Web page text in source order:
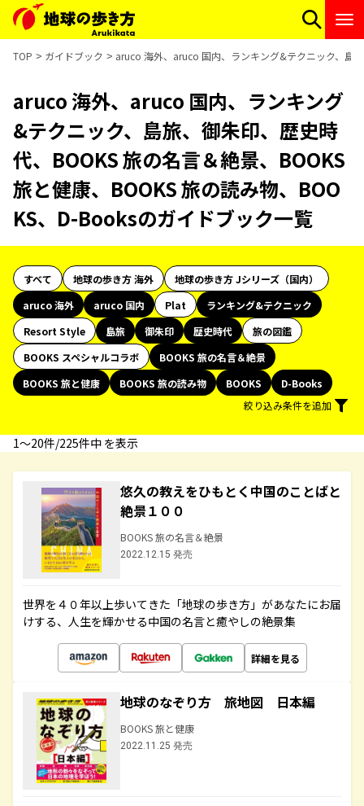
TOP ガイドブック aruco 海外、aruco 国内、ランキング&テクニック、島
aruco 海外、aruco 国内、ランキング
&テクニック、島旅、御朱印、歴史時
代、BOOKS 旅の名言＆絶景、BOOKS
旅と健康、BOOKS 旅の読み物、BOO
KS、D-Booksのガイドブック一覧
すべて 地球の歩き方 海外
地球の歩き方 Jシリーズ（国内）
aruco 海外
aruco 国内 Plat
ランキング&テクニック
Resort Style
島旅 御朱印 歴史時代
旅の図鑑
BOOKS スペシャルコラボ
BOOKS 旅の名言＆絶景
BOOKS 旅と健康
BOOKS 旅の読み物 BOOKS
D-Books
絞り込み条件を追加
1〜20件/225件中 を表示
悠久の教えをひもとく中国のことばと
絶景１００
BOOKS 旅の名言＆絶景
2022.12.15 発売
世界を４０年以上歩いてきた「地球の歩き方」があなたにお届
けする、人生を輝かせる中国の名言と癒やしの絶景集
詳細を見る
地球のなぞり方 旅地図 日本編
BOOKS 旅と健康
2022.11.25 発売